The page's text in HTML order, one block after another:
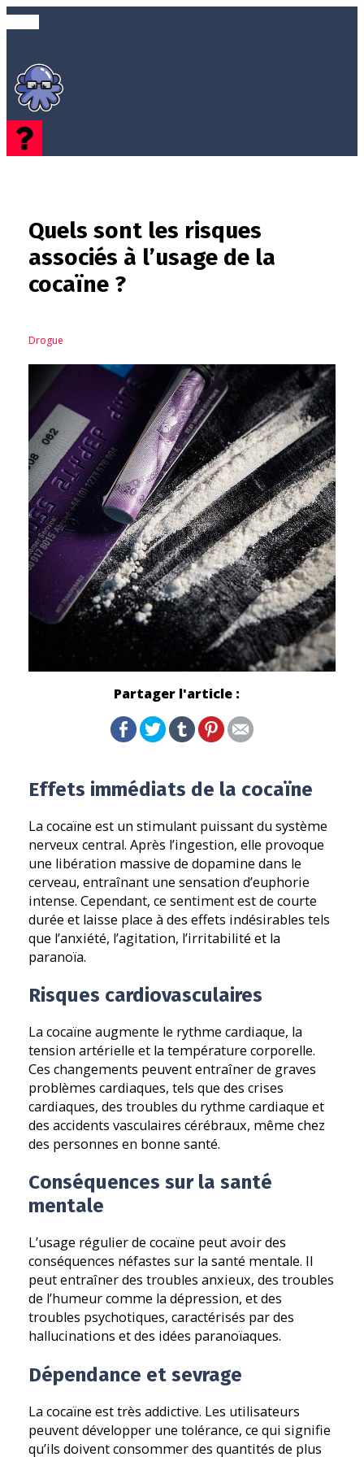
Quels sont les risques
associés à l’usage de la
cocaïne ?
Drogue
Partager l'article :
Effets immédiats de la cocaïne
La cocaïne est un stimulant puissant du système
nerveux central. Après l’ingestion, elle provoque
une libération massive de dopamine dans le
cerveau, entraînant une sensation d’euphorie
intense. Cependant, ce sentiment est de courte
durée et laisse place à des effets indésirables tels
que l’anxiété, l’agitation, l’irritabilité et la
paranoïa.
Risques cardiovasculaires
La cocaïne augmente le rythme cardiaque, la
tension artérielle et la température corporelle.
Ces changements peuvent entraîner de graves
problèmes cardiaques, tels que des crises
cardiaques, des troubles du rythme cardiaque et
des accidents vasculaires cérébraux, même chez
des personnes en bonne santé.
Conséquences sur la santé
mentale
L’usage régulier de cocaïne peut avoir des
conséquences néfastes sur la santé mentale. Il
peut entraîner des troubles anxieux, des troubles
de l’humeur comme la dépression, et des
troubles psychotiques, caractérisés par des
hallucinations et des idées paranoïaques.
Dépendance et sevrage
La cocaïne est très addictive. Les utilisateurs
peuvent développer une tolérance, ce qui signifie
qu’ils doivent consommer des quantités de plus